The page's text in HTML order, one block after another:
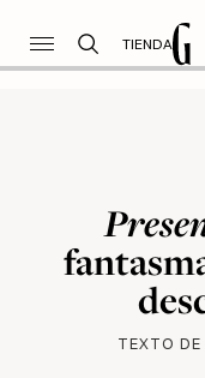
TIENDA
TEXTO